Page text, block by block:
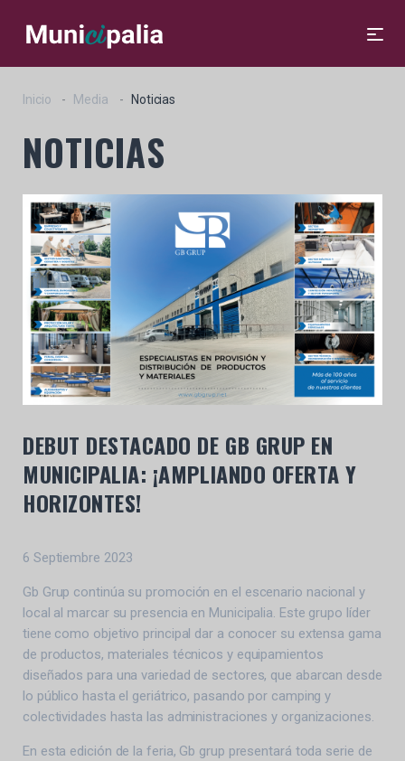
Inicio Media Noticias
NOTICIAS
DEBUT DESTACADO DE GB GRUP EN
MUNICIPALIA: ¡AMPLIANDO OFERTA Y
HORIZONTES!
6 Septiembre 2023
Gb Grup continúa su promoción en el escenario nacional y
local al marcar su presencia en Municipalia. Este grupo líder
tiene como objetivo principal dar a conocer su extensa gama
de productos, materiales técnicos y equipamientos
diseñados para una variedad de sectores, que abarcan desde
lo público hasta el geriátrico, pasando por camping y
colectividades hasta las administraciones y organizaciones.
En esta edición de la feria, Gb grup presentará toda serie de